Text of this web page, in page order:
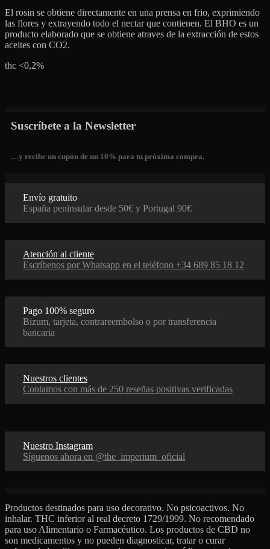
El rosin se obtiene directamente en una prensa en frio, exprimiendo
las flores y extrayendo todo el nectar que contienen. El BHO es un
producto elaborado que se obtiene atraves de la extracción de estos
aceites con CO2.
thc <0,2%
Suscríbete a la Newsletter
…y recibe un cupón de un 10% para tu próxima compra.
Envío gratuito
España peninsular desde 50€ y Portugal 90€
Atención al cliente
Escríbenos por Whatsapp en el teléfono +34 689 85 18 12
Pago 100% seguro
Bizum, tarjeta, contrareembolso o por transferencia
bancaria
Nuestros clientes
Contamos con más de 250 reseñas positivas verificadas
Nuestro Instagram
Síguenos ahora en @the_imperium_oficial
Productos destinados para uso decorativo. No psicoactivos. No
inhalar. THC inferior al real decreto 1729/1999. No recomendado
para uso Alimentario o Farmacéutico. Los productos de CBD no
son medicamentos y no pueden diagnosticar, tratar o curar